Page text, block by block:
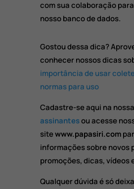
com sua colaboração
nosso banco de dados.
Gostou dessa dica?
conhecer nossos dicas
importância de usar
normas para uso
Cadastre-se aqui na nossa
assinantesou acesse
sitewww.papasiri.com
informações sobre novos
promoções, dicas, vídeos
Qualquer dúvida é só